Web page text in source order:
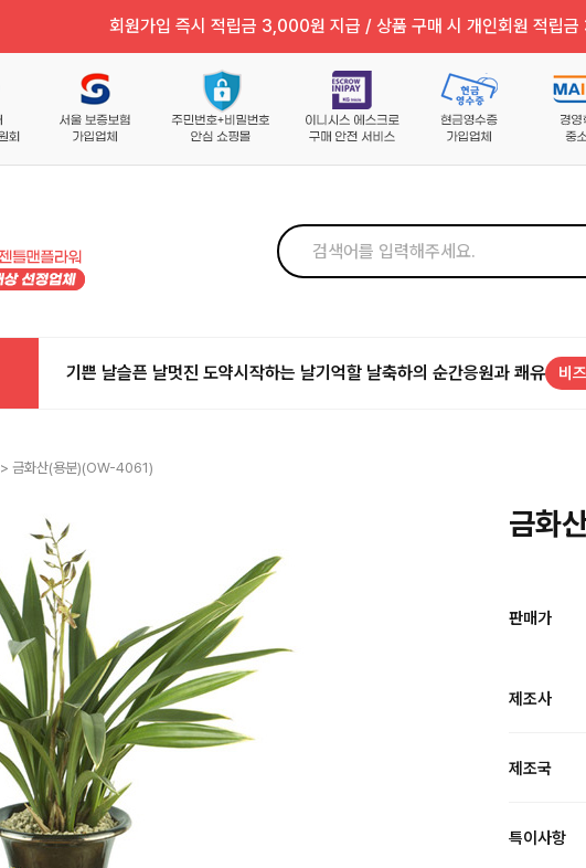
회원가입 즉시 적립금 3,000원 지급 / 상품 구매 시 개인회원 적립
기쁜 날슬픈 날멋진 도약시작하는 날기억할 날축하의 순간응원과 쾌유 비
> 금화산(용분)(OW-4061)
금화
판매가
제조사
제조국
특이사항